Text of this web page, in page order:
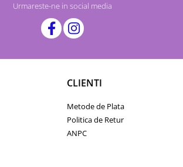
Urmareste-ne in social media
CLIENTI
Metode de Plata
Politica de Retur
ANPC